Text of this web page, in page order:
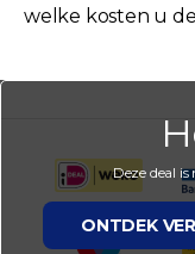
welke kosten u
Deze deal
ONTDEK